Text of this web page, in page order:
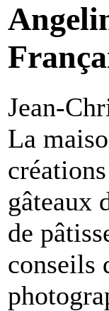
Jean-
La
gâteaux
de
conseils